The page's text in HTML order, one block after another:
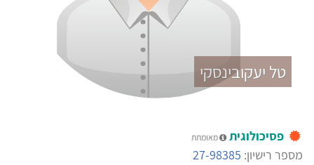
טל יעקובינסקי
פסיכולוגית מאומתת
מספר רישיון: 27-98385